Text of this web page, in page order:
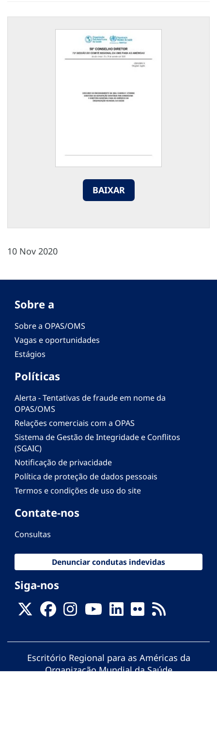
BAIXAR
10 Nov 2020
Sobre a
Sobre a OPAS/OMS
Vagas e oportunidades
Estágios
Políticas
Alerta - Tentativas de fraude em nome da
OPAS/OMS
Relações comerciais com a OPAS
Sistema de Gestão de Integridade e Conflitos
(SGAIC)
Notificação de privacidade
Política de proteção de dados pessoais
Termos e condições de uso do site
Contate-nos
Consultas
Denunciar condutas indevidas
Siga-nos
Escritório Regional para as Américas da
Organização Mundial da Saúde